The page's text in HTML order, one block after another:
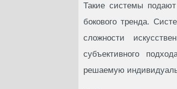
Такие системы
бокового тренда.
сложности
субъективного
решаемую